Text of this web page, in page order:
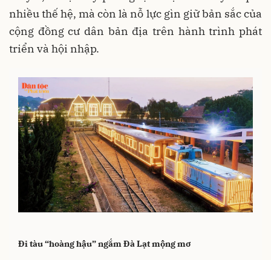
nhiều thế hệ, mà còn là nỗ lực gìn giữ bản sắc của
cộng đồng cư dân bản địa trên hành trình phát
triển và hội nhập.
Đi tàu “hoàng hậu” ngắm Đà Lạt mộng mơ